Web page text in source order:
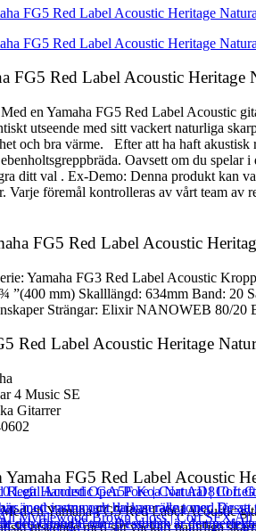
FG5 Red Label Acoustic Heritage
en Yamaha FG5 Red Label Acoustic
utseende med sitt vackert naturliga
och bra värme. Efter att ha haft akustisk
Oavsett om du
ditt val . Ex-Demo: Denna produkt kan
Varje föremål kontrolleras av vårt team
FG5 Red Label Acoustic
Yamaha FG3 Red Label Acoustic
”(400 mm) Skalllängd: 634mm Band: 20
Strängar: Elixir NANOWEB 80/20
Red Label Acoustic Heritage
4 Music SE
Gitarrer
FG5 Red Label Acoustic
en Yamaha FG5 Red Label Acoustic
utseende med sitt vackert naturliga